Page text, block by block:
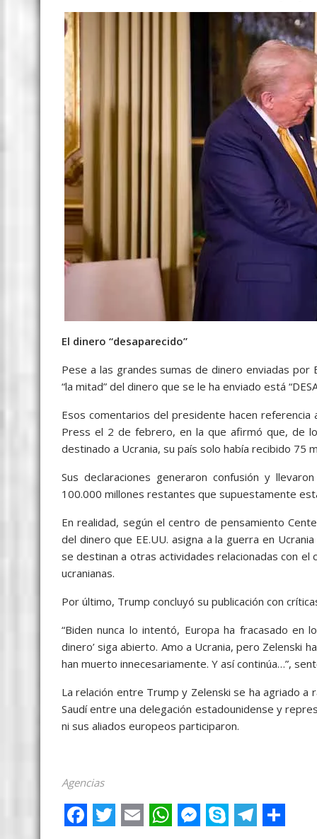
El dinero “desaparecido”
Pese a las grandes sumas de dinero enviadas por
“la mitad” del dinero que se le ha enviado está
Esos comentarios del presidente hacen referencia
Press el 2 de febrero, en la que afirmó que, de
destinado a Ucrania, su país solo había recibido 75
Sus declaraciones generaron confusión y
100.000 millones restantes que supuestamente
En realidad, según el centro de pensamiento
del dinero que EE.UU. asigna a la guerra en
se destinan a otras actividades relacionadas con
ucranianas.
Por último, Trump concluyó su publicación con
“Biden nunca lo intentó, Europa ha fracasado en
dinero’ siga abierto. Amo a Ucrania, pero Zelenski
han muerto innecesariamente. Y así continúa…”,
La relación entre Trump y Zelenski se ha agriado
Saudí entre una delegación estadounidense y
ni sus aliados europeos participaron.
Agencias